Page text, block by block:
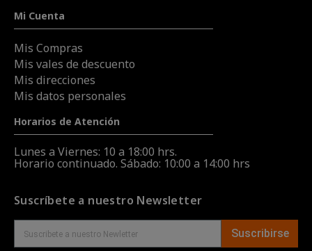
Mi Cuenta
Mis Compras
Mis vales de descuento
Mis direcciones
Mis datos personales
Horarios de Atención
Lunes a Viernes: 10 a 18:00 hrs.
Horario continuado. Sábado: 10:00 a 14:00 hrs
Suscríbete a nuestro Newsletter
Suscribirse